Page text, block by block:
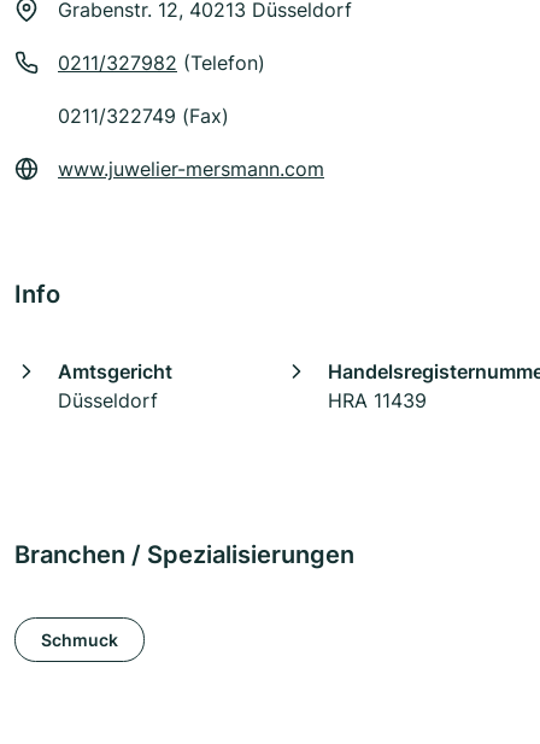
Grabenstr. 12, 40213 Düsseldorf
0211/327982 (Telefon)
0211/322749 (Fax)
www.juwelier-mersmann.com
Info
Amtsgericht
Düsseldorf
HRA 11439
Branchen / Spezialisierungen
Schmuck